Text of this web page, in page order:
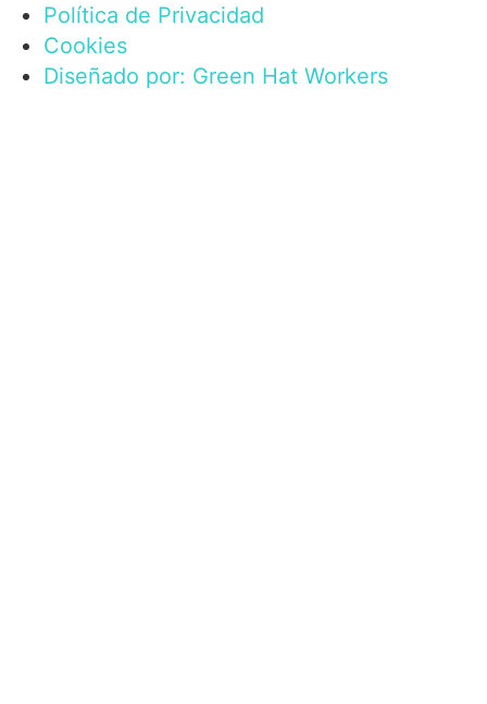
Política de Privacidad
Cookies
Diseñado por: Green Hat Workers